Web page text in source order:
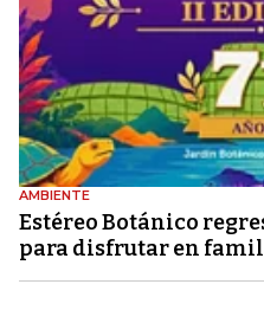
AMBIENTE
Estéreo Botánico
para disfrutar en